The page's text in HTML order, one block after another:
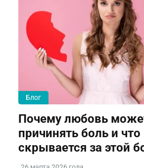
Блог
Почему любовь
причинять боль и что
скрывается за этой